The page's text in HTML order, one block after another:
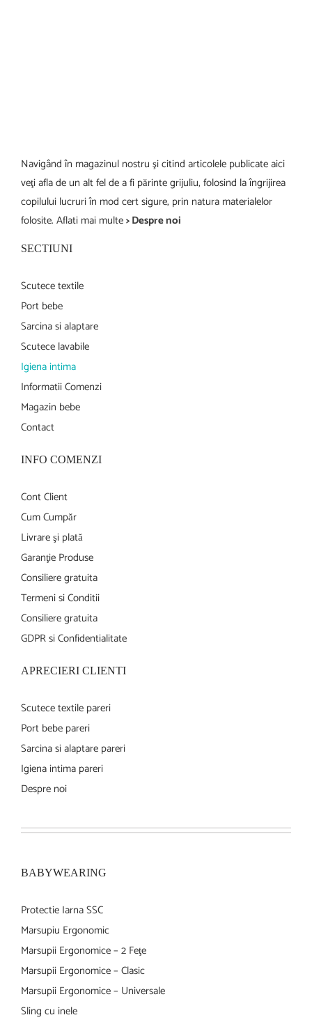
Navigând în magazinul nostru şi citind articolele publicate aici
veţi afla de un alt fel de a fi părinte grijuliu, folosind la îngrijirea
copilului lucruri în mod cert sigure, prin natura materialelor
folosite. Aflati mai multe> Despre noi
SECTIUNI
Scutece textile
Port bebe
Sarcina si alaptare
Scutece lavabile
Igiena intima
Informatii Comenzi
Magazin bebe
Contact
INFO COMENZI
Cont Client
Cum Cumpăr
Livrare şi plată
Garanţie Produse
Consiliere gratuita
Termeni si Conditii
Consiliere gratuita
GDPR si Confidentialitate
APRECIERI CLIENTI
Scutece textile pareri
Port bebe pareri
Sarcina si alaptare pareri
Igiena intima pareri
Despre noi
BABYWEARING
Protectie Iarna SSC
Marsupiu Ergonomic
Marsupii Ergonomice – 2 Feţe
Marsupii Ergonomice – Clasic
Marsupii Ergonomice – Universale
Sling cu inele